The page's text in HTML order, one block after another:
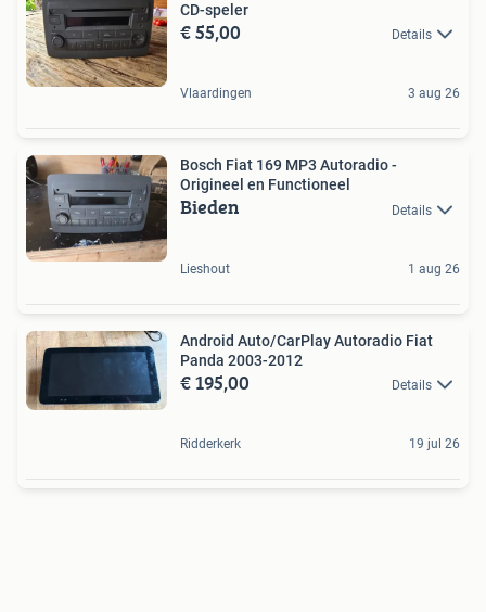
CD-speler
€ 55,00 Details
Vlaardingen 3 aug 26
Bosch Fiat 169 MP3 Autoradio -
Origineel en Functioneel
Bieden Details
Lieshout 1 aug 26
Android Auto/CarPlay Autoradio Fiat
Panda 2003-2012
€ 195,00 Details
Ridderkerk 19 jul 26